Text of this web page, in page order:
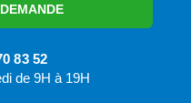
83 52
de 9H à 19H